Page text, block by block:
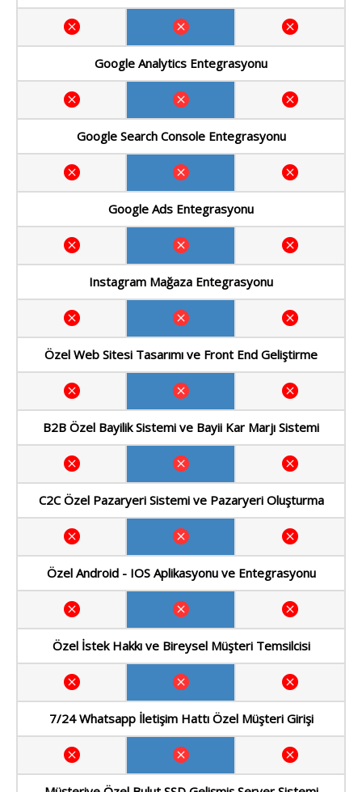
Google Analytics Entegrasyonu
Google Search Console Entegrasyonu
Google Ads Entegrasyonu
Instagram Mağaza Entegrasyonu
Özel Web Sitesi Tasarımı ve Front End Geliştirme
B2B Özel Bayilik Sistemi ve Bayii Kar Marjı Sistemi
C2C Özel Pazaryeri Sistemi ve Pazaryeri Oluşturma
Özel Android - IOS Aplikasyonu ve Entegrasyonu
Özel İstek Hakkı ve Bireysel Müşteri Temsilcisi
7/24 Whatsapp İletişim Hattı Özel Müşteri Girişi